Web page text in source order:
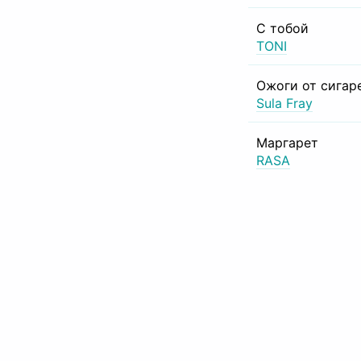
С тобой
TONI
Ожоги от
Sula Fray
Маргарет
RASA